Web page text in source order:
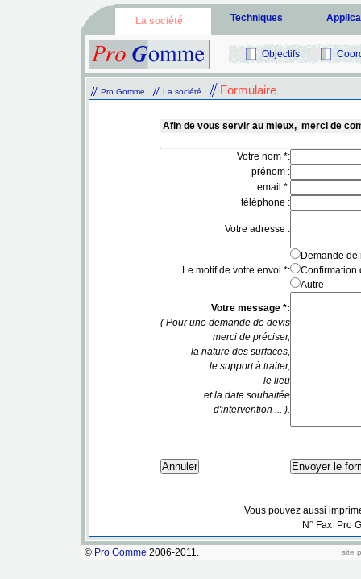
La société Techniques
Objectifs
Pro Gomme La société Formulaire
Afin de vous servir au mieux, merci de
Votre nom *:
prénom :
email *:
téléphone :
Votre adresse :
Le motif de votre envoi *:
Demande
Confirmation
Autre
Votre message *:
( Pour une demande de devis
merci de préciser,
la nature des surfaces,
le support à traiter,
le lieu
et la date souhaitée
d'intervention ... ).
Vous pouvez aussi
N° Fax Pro
© Pro Gomme 2006-2011. site